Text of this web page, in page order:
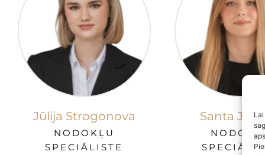
Jūlija Strogonova
NODOKĻU
SPECIĀLISTE
Santa